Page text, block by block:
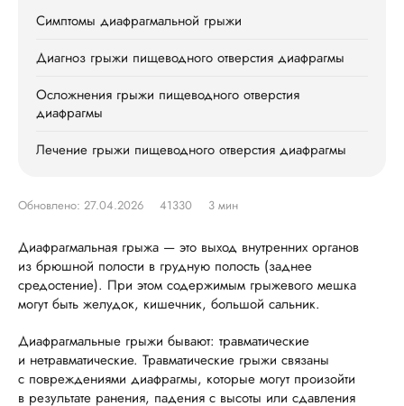
Обновлено: 27.04.2026 41330 3 мин
Диафрагмальная грыжа — это выход внутренних органов
из брюшной полости в грудную полость (заднее
средостение). При этом содержимым грыжевого мешка
могут быть желудок, кишечник, большой сальник.
Диафрагмальные грыжи бывают: травматические
и нетравматические. Травматические грыжи связаны
с повреждениями диафрагмы, которые могут произойти
в результате ранения, падения с высоты или сдавления
Симптомы диафрагмальной грыжи
Диагноз грыжи пищеводного отверстия диафрагмы
Осложнения грыжи пищеводного отверстия
диафрагмы
Лечение грыжи пищеводного отверстия диафрагмы